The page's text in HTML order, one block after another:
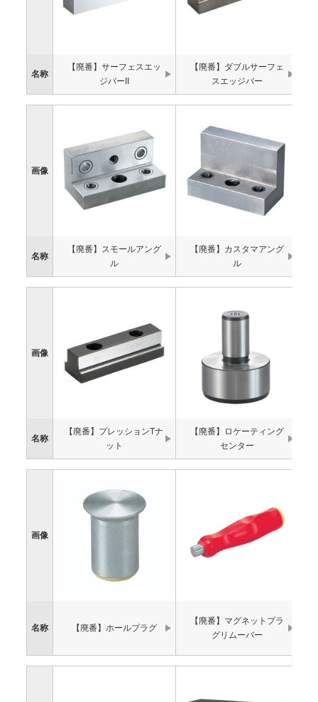
名称
【廃番】サーフェスエッ
ジバーII
【廃番】ダブルサーフェ
スエッジバー
画像
名称
【廃番】スモールアング
ル
【廃番】カスタマアング
ル
画像
名称
【廃番】プレッションTナ
ット
【廃番】ロケーティング
センター
画像
名称 【廃番】ホールプラグ
【廃番】マグネットプラ
グリムーバー